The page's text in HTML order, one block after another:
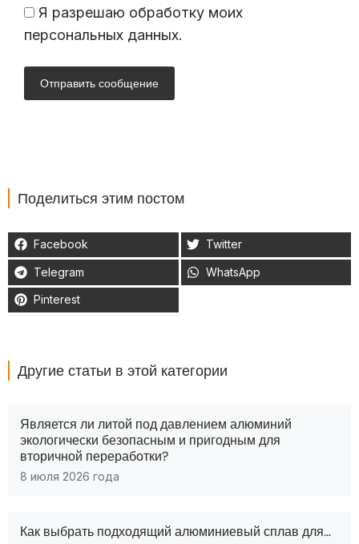
Я разрешаю обработку моих
персональных данных.
Отправить сообщение
Поделиться этим постом
Facebook Twitter
Telegram WhatsApp
Pinterest
Другие статьи в этой категории
Является ли литой под давлением алюминий
экологически безопасным и пригодным для
вторичной переработки?
8 июля 2026 года
Как выбрать подходящий алюминиевый сплав для...